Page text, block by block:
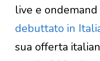
live e
debuttato in
sua offerta